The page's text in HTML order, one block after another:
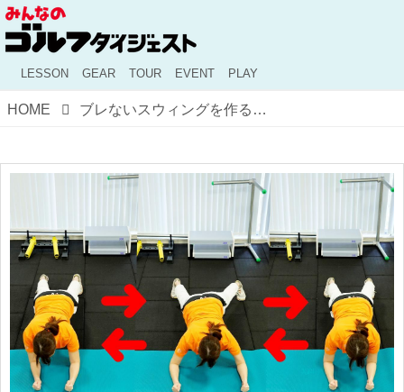
LESSON GEAR TOUR EVENT PLAY
HOME ブレないスウィングを作る！ 体幹を鍛える「プランクで横歩き」トレ【桑木志帆の快進撃をサポートするトレーナーが教える簡単トレーニング】